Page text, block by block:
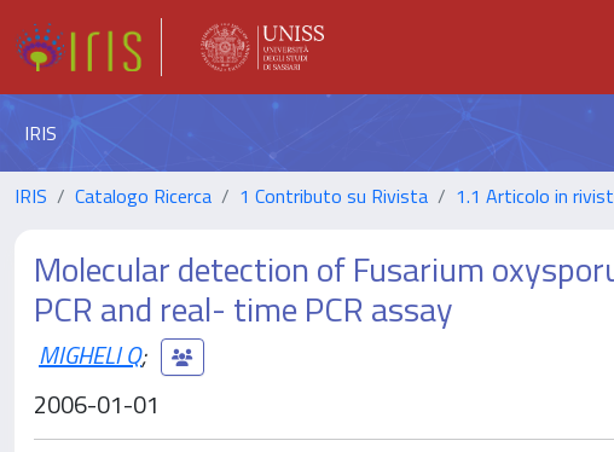
IRIS
IRIS Catalogo Ricerca 1 Contributo su Rivista 1.1 Articolo in
Molecular detection of Fusarium
PCR and real- time PCR assay
MIGHELI Q;
2006-01-01